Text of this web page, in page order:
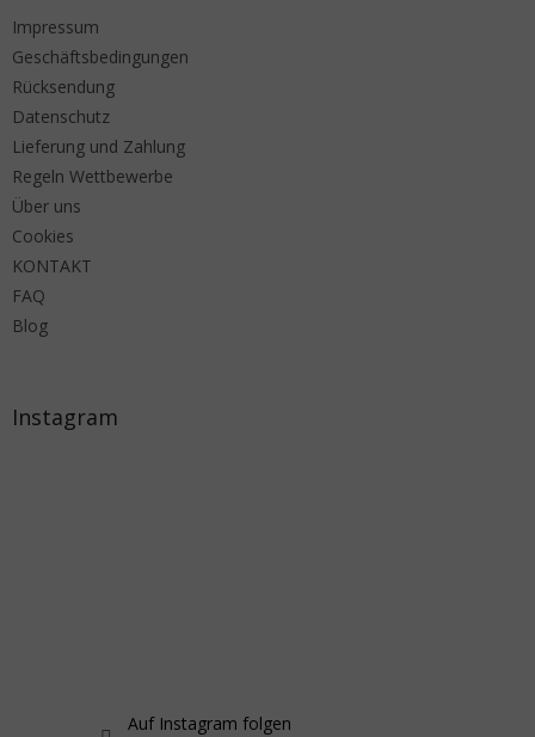
Impressum
Geschäftsbedingungen
Rücksendung
Datenschutz
Lieferung und Zahlung
Regeln Wettbewerbe
Über uns
Cookies
KONTAKT
FAQ
Blog
Instagram
Auf Instagram folgen